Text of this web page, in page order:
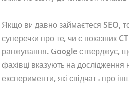
Якщо ви давно займаєтеся SEO,
суперечки про те, чи є показник
ранжування. Google стверджує,
фахівці вказують на дослідження
експерименти, які свідчать про